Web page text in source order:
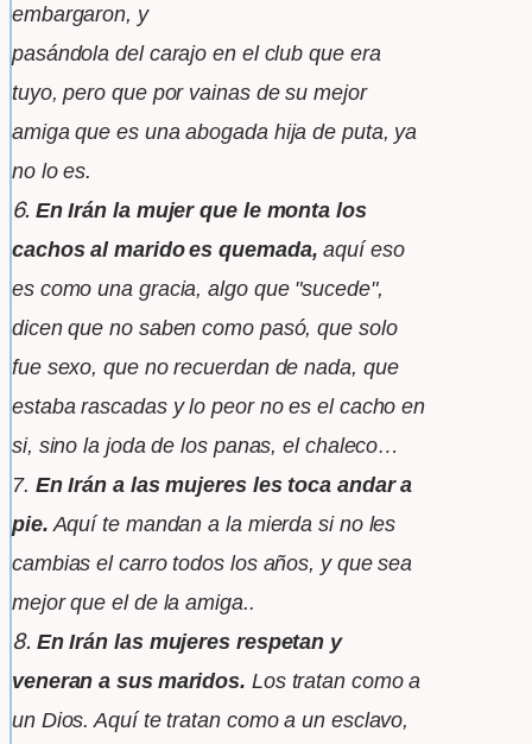
embargaron, y
pasándola del carajo en el club que era
tuyo, pero que por vainas de su mejor
amiga que es una abogada hija de puta, ya
no lo es.
6. En Irán la mujer que le monta los
cachos al maridoes quemada, aquí eso
es como una gracia, algo que "sucede",
dicen que no saben como pasó, que solo
fue sexo, que no recuerdan de nada, que
estaba rascadas y lo peor no es el cacho en
si, sino la joda de los panas, el chaleco…
7. En Irán a las mujeres les toca andar a
pie.Aquí te mandan a la mierda si no les
cambias el carro todos los años, y que sea
mejor que el de la amiga..
8. En Irán las mujeres respetan y
veneran a susmaridos. Los tratan como a
un Dios. Aquí te tratan como a un esclavo,